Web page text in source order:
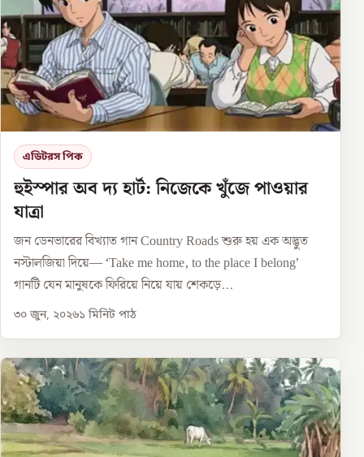
এডিটরস পিক
হুইস্পার অব দ্য হার্ট: নিজেকে খুঁজে পাওয়ার
যাত্রা
জন ডেনভারের বিখ্যাত গান Country Roads শুরু হয় এক অদ্ভুত
নস্টালজিয়া দিয়ে— ‘Take me home, to the place I belong’
গানটি যেন মানুষকে ফিরিয়ে নিয়ে যায় শেকড়ে...
৩০ জুন, ২০২৬১ মিনিট পাঠ